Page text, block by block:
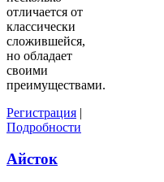
отличается от
классически
сложившейся,
но обладает
своими
преимуществами.
Регистрация |
Подробности
Айсток